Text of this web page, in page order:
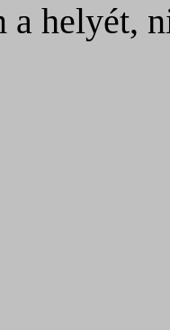
a helyét,